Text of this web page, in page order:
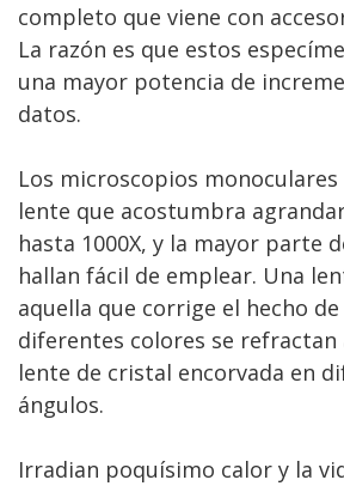
completo que viene con
La razón es que estos
una mayor potencia de
datos.
Los microscopios
lente que acostumbra
hasta 1000X, y la mayor parte
hallan fácil de emplear. Una
aquella que corrige el hecho
diferentes colores se refractan
lente de cristal encorvada en
ángulos.
Irradian poquísimo calor y la